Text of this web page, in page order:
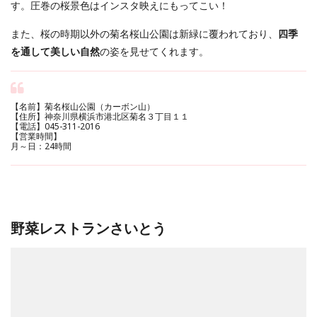
す。圧巻の桜景色はインスタ映えにもってこい！
また、桜の時期以外の菊名桜山公園は新緑に覆われており、 四季
を通して美しい自然の姿を見せてくれます。
【名前】菊名桜山公園（カーボン山）
【住所】神奈川県横浜市港北区菊名３丁目１１
【電話】045-311-2016
【営業時間】
月～日：24時間
野菜レストランさいとう